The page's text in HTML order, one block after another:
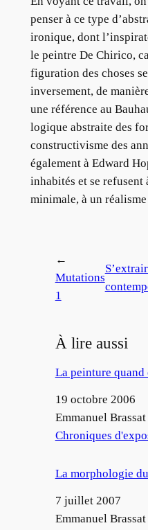
penser à ce type
ironique, dont
le peintre De Chirico,
figuration des choses
inversement, de
une référence au
logique abstraite des
constructivisme des
également à Edward
inhabités et se refusent
minimale, à un
←
Mutations
1
À lire aussi
La peinture quand
Date
19 octobre 2006
Auteur
Emmanuel Brassat
Par rapport à
Chroniques
La morphologie
Date
7 juillet 2007
Auteur
Emmanuel Brassat